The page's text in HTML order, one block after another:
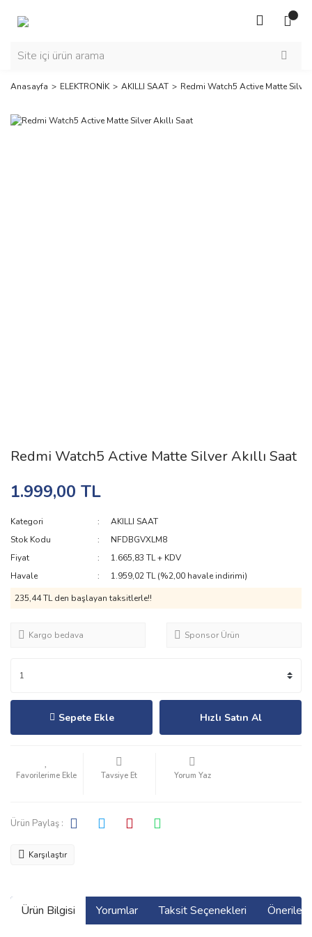
Anasayfa ELEKTRONİK AKILLI SAAT Redmi Watch5 Active Matte Silver
Redmi Watch5 Active Matte Silver Akıllı Saat
1.999,00 TL
Kategori
AKILLI SAAT
Stok Kodu
NFDBGVXLM8
Fiyat
1.665,83 TL + KDV
Havale
1.959,02 TL (%2,00 havale indirimi)
235,44 TL den başlayan taksitlerle!!
Kargo bedava Sponsor Ürün
Sepete Ekle Hızlı Satın Al
Tavsiye Et Yorum Yaz
Ürün Paylaş :
Karşılaştır
Ürün Bilgisi Yorumlar Taksit Seçenekleri